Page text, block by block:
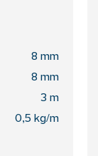
8 mm
8 mm
3 m
0,5 kg/m